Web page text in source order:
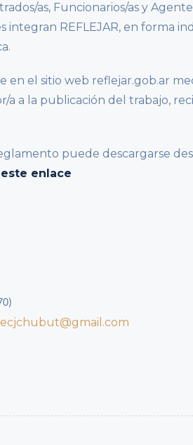
as, Funcionarios/as y
integran REFLEJAR, en forma
en el sitio web reflejar.gob.ar
a a la publicación del trabajo,
puede descargarse
este enlace
ecjchubut@gmail.com